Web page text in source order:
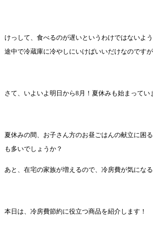
けっして、食べるのが遅いというわけではないよ
途中で冷蔵庫に冷やしにいけばいいだけなのですが
さて、いよいよ明日から8 月 ！夏休みも始まってい
夏休みの間、お子さん方のお昼ごはんの献立に困
も多いでしょうか？
あと、在宅の家族が増えるので、冷房費が気になる
本日は、冷房費節約に役立つ商品を紹介します！